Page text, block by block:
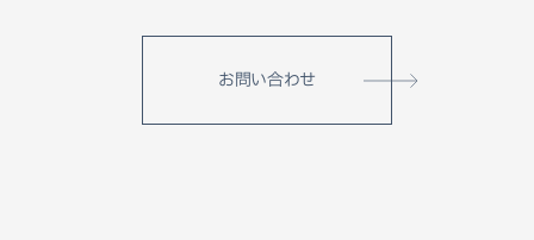
お問い合わせ